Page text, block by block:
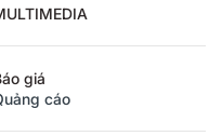
giá
cáo